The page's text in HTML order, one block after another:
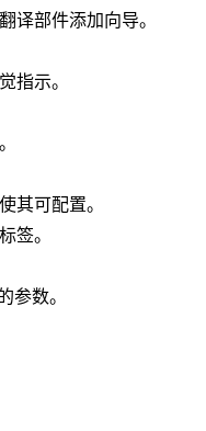
译部件添加向导。
指示。
其可配置。
签。
参数。